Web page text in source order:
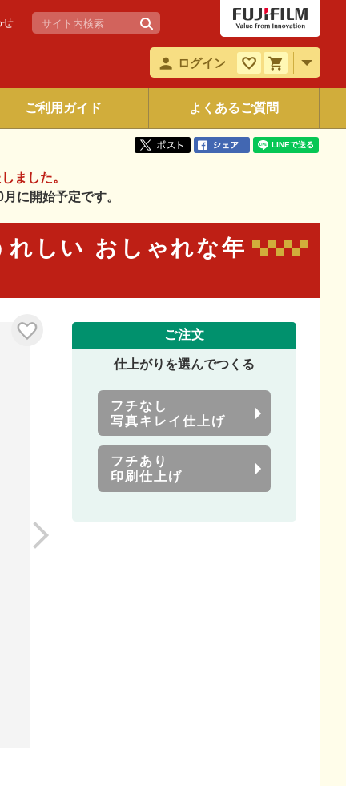
せ
ログイン
ご利用ガイド よくあるご質問
ました。
に開始予定です。
しい おしゃれな年
ご注文
仕上がりを選んでつくる
フチなし
写真キレイ仕上げ
フチあり
印刷仕上げ